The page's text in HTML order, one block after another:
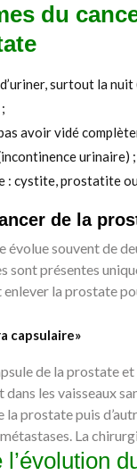
du
surtout la
avoir vidé
urinaire) ;
: cystite, prostatite
de la
évolue souvent de
sont présentes
la prostate
capsulaire»
de la prostate
les vaisseaux
prostate puis
La
l’évolution